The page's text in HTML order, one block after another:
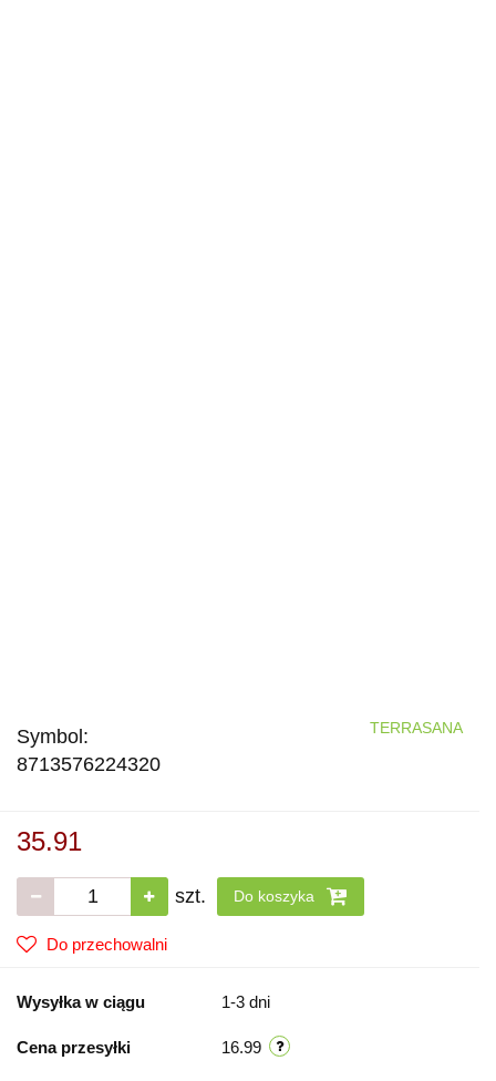
Symbol:
8713576224320
TERRASANA
35.91
szt. Do koszyka
Do przechowalni
Wysyłka w ciągu 1-3 dni
Cena przesyłki 16.99